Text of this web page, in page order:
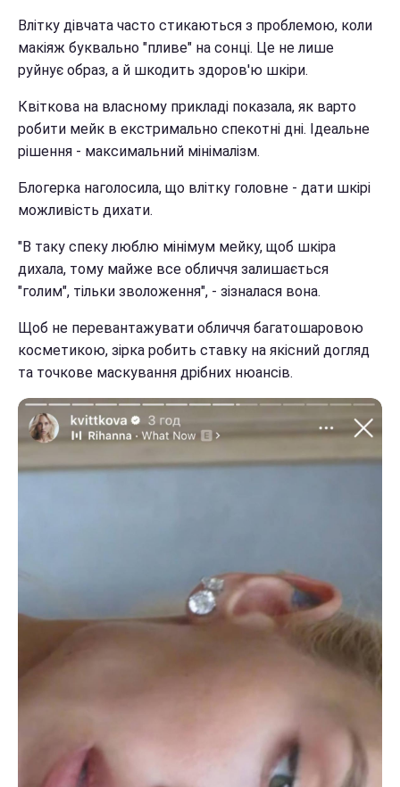
Влітку дівчата часто стикаються з проблемою, коли
макіяж буквально "пливе" на сонці. Це не лише
руйнує образ, а й шкодить здоров'ю шкіри.
Квіткова на власному прикладі показала, як варто
робити мейк в екстримально спекотні дні. Ідеальне
рішення - максимальний мінімалізм.
Блогерка наголосила, що влітку головне - дати шкірі
можливість дихати.
"В таку спеку люблю мінімум мейку, щоб шкіра
дихала, тому майже все обличчя залишається
"голим", тільки зволоження", - зізналася вона.
Щоб не перевантажувати обличчя багатошаровою
косметикою, зірка робить ставку на якісний догляд
та точкове маскування дрібних нюансів.